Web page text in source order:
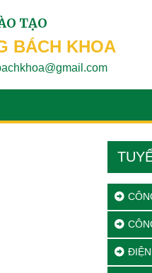
TẠO
BÁCH KHOA